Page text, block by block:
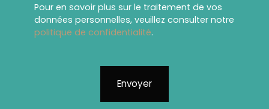
Pour en savoir plus sur le traitement de vos
données personnelles, veuillez consulter notre
politique de confidentialité.
Envoyer